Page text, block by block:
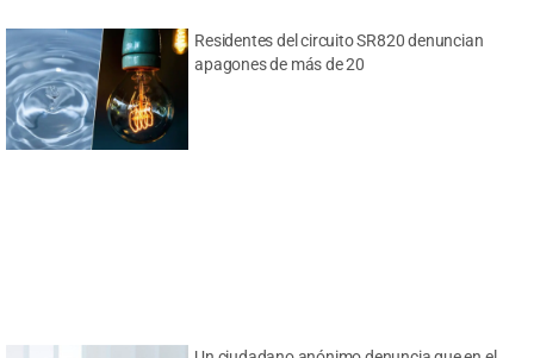
Residentes del circuito SR820 denuncian
apagones de más de 20